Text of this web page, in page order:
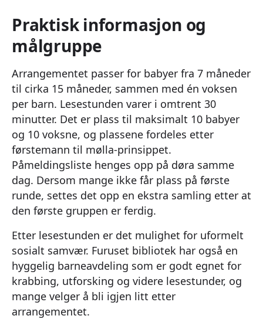
Praktisk informasjon og
målgruppe
Arrangementet passer for babyer fra 7 måneder
til cirka 15 måneder, sammen med én voksen
per barn. Lesestunden varer i omtrent 30
minutter. Det er plass til maksimalt 10 babyer
og 10 voksne, og plassene fordeles etter
førstemann til mølla-prinsippet.
Påmeldingsliste henges opp på døra samme
dag. Dersom mange ikke får plass på første
runde, settes det opp en ekstra samling etter at
den første gruppen er ferdig.
Etter lesestunden er det mulighet for uformelt
sosialt samvær. Furuset bibliotek har også en
hyggelig barneavdeling som er godt egnet for
krabbing, utforsking og videre lesestunder, og
mange velger å bli igjen litt etter
arrangementet.